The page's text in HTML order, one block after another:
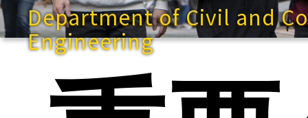
Department of Civil and
Engineering